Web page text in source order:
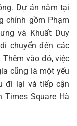
Dự án nằm tại
chính gồm Phạm
và Khuất Duy
chuyển đến các
vào đó, việc
cũng là một yếu
đi lại và tiếp cận
Square Hà